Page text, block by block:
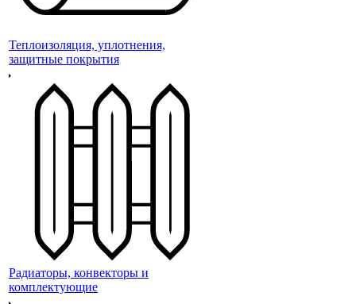
Теплоизоляция, уплотнения,
защитные покрытия
Радиаторы, конвекторы и
комплектующие